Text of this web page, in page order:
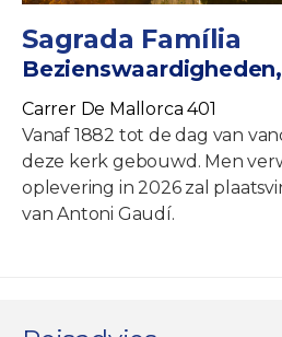
Sagrada Família
Carrer De Mallorca 401
Vanaf 1882 tot de dag van
deze kerk gebouwd. Men
oplevering in 2026 zal
van Antoni Gaudí.